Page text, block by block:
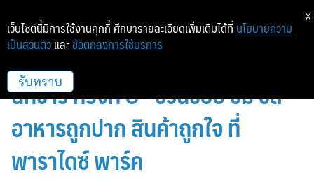
กินเที่ยวครบจบที่เดียว “ตลาดนัด
นักข่าว ครั้งที่ 8” ชวนช้อป ชิม ชิล
อาหารถูกปาก สินค้าถูกใจ ที่
พาราไดซ์ พาร์ค
เว็บไซต์นี้มีการใช้งานคุกกี้ ศึกษารายละเอียดเพิ่มเติมได้ที่ นโยบายความ
เป็นส่วนตัว และ ข้อตกลงการใช้บริการ
รับทราบ
X